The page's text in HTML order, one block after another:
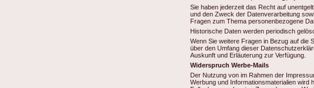
Sie haben jederzeit das Recht auf
und den Zweck der Datenverarbeitung
Fragen zum Thema personenbezogene
Historische Daten werden periodisch
Wenn Sie weitere Fragen in Bezug auf die
über den Umfang dieser
Auskunft und Erläuterung zur Verfügung.
Widerspruch Werbe-Mails
Der Nutzung von im Rahmen der
Werbung und Informationsmaterialien wird